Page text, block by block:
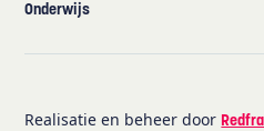
Onderwijs
Realisatie en beheer door